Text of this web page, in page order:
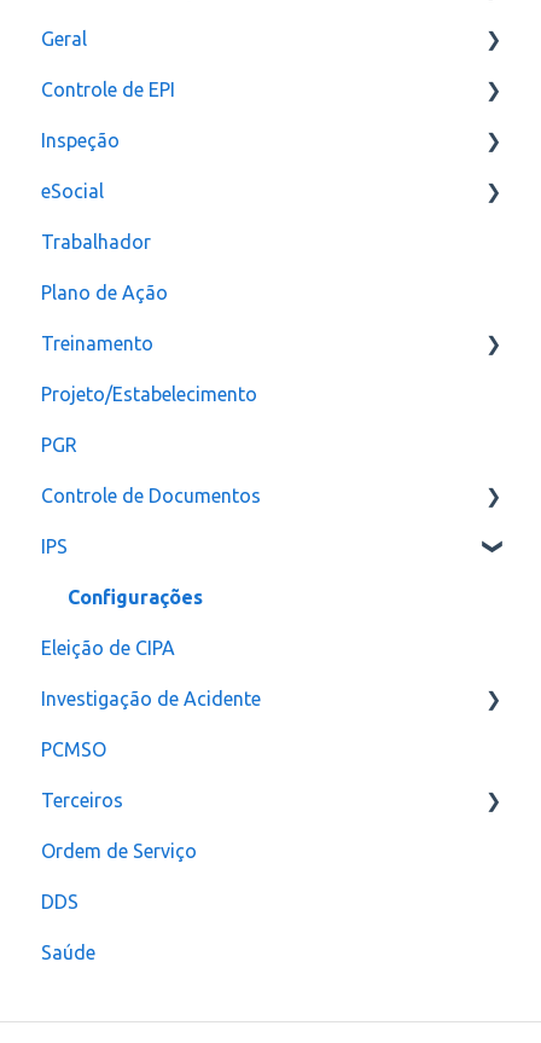
Última Versão
Versões anteriores
Geral
Usuários
Controle de EPI
Configurações
assinatura
Inspeção
Relatórios e Indicadores
Inspeção Visual
Plano de ação
Checklist
eSocial
Erros
Criação
CAT
Trabalhador
Plano de Ação
Treinamento
Configuração
Projeto/Estabelecimento
PGR
Controle de Documentos
Notificação
IPS
Configurações
Eleição de CIPA
Investigação de Acidente
Configuração
PCMSO
Terceiros
Usuário
Ordem de Serviço
DDS
Saúde